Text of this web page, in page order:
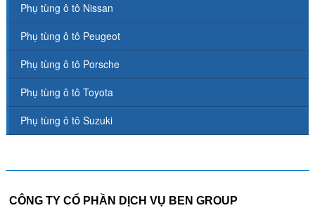
Phụ tùng ô tô Nissan
Phụ tùng ô tô Peugeot
Phụ tùng ô tô Porsche
Phụ tùng ô tô Toyota
Phụ tùng ô tô Suzuki
CÔNG TY CỔ PHẦN DỊCH VỤ BEN GROUP